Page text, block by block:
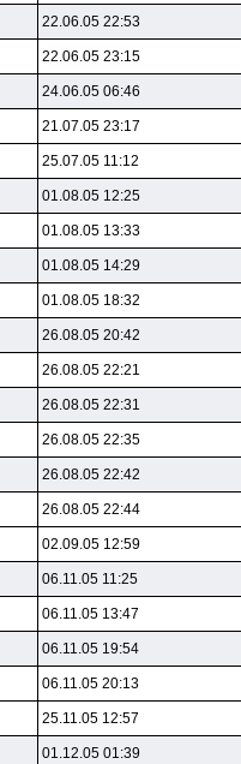
22.06.05 22:53
22.06.05 23:15
24.06.05 06:46
21.07.05 23:17
25.07.05 11:12
01.08.05 12:25
01.08.05 13:33
01.08.05 14:29
01.08.05 18:32
26.08.05 20:42
26.08.05 22:21
26.08.05 22:31
26.08.05 22:35
26.08.05 22:42
26.08.05 22:44
02.09.05 12:59
06.11.05 11:25
06.11.05 13:47
06.11.05 19:54
06.11.05 20:13
25.11.05 12:57
01.12.05 01:39